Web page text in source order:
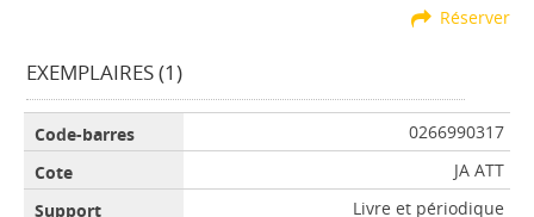
Réserver
EXEMPLAIRES (1)
0266990317
JA ATT
Livre et périodique